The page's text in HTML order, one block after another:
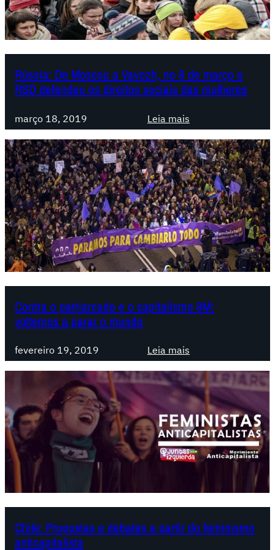
a
f
e
m
i
n
t
a
m
u
n
d
i
a
l
c
o
t
u
a
Rússia: De Moscou a Vavozh, no 8 de março o
RSD defendeu os direitos sociais das mulheres
março 18, 2019 Leia mais
R
ú
s
s
i
a
:
D
e
M
o
s
c
a
a
v
o
z
h
d
Contra o patriarcado e o capitalismo 8M:
voltemos a parar o mundo
fevereiro 19, 2019 Leia mais
C
n
t
r
a
o
i
Chile: Propostas e debates a partir do feminismo
anticapitalista